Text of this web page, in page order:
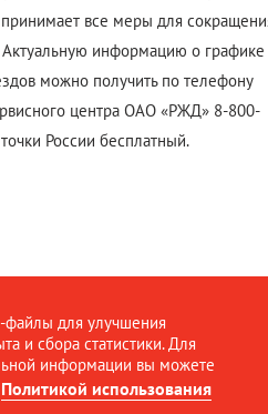
для улучшения
и сбора статистики. Для
информации вы можете
Политикой использования
все меры для
информацию о графике
можно получить по телефону
центра ОАО «РЖД» 8-800-
России бесплатный.